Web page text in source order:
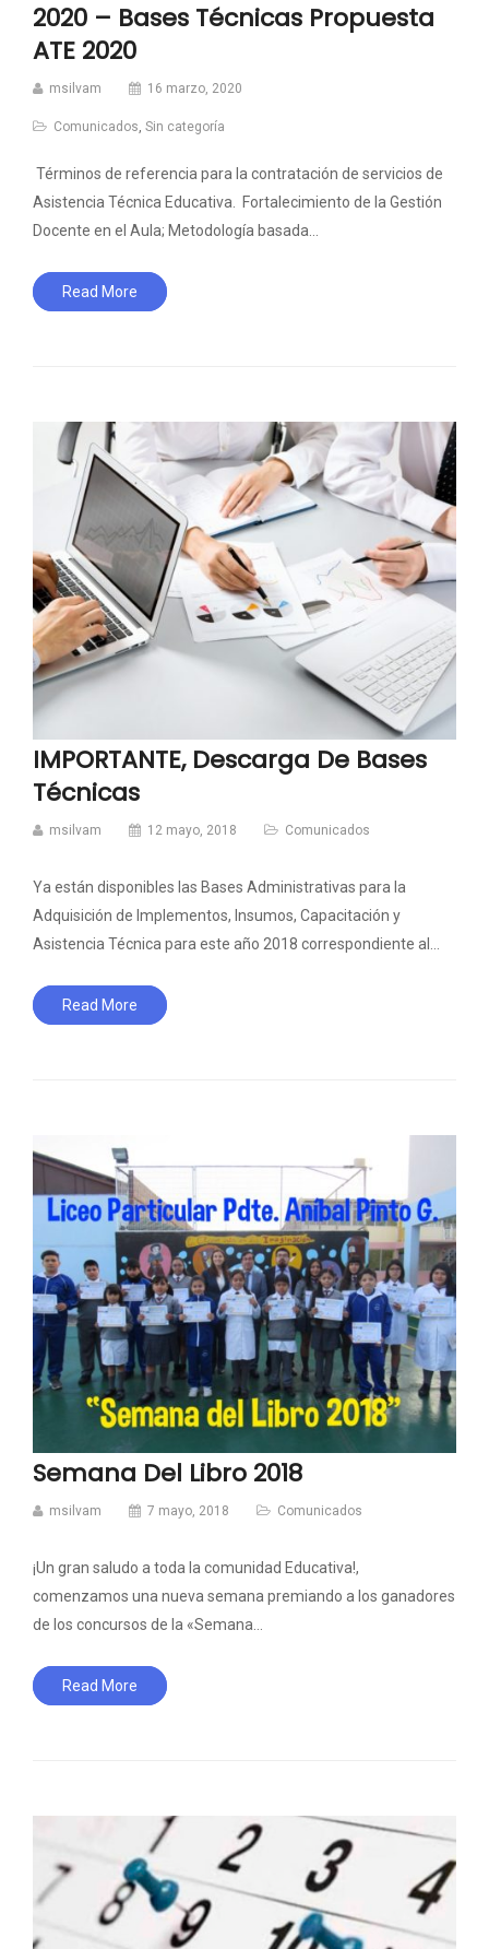
2020 – Bases Técnicas Propuesta
ATE 2020
msilvam 16 marzo, 2020
Comunicados, Sin categoría
Términos de referencia para la contratación de servicios de
Asistencia Técnica Educativa. Fortalecimiento de la Gestión
Docente en el Aula; Metodología basada…
Read More
IMPORTANTE, Descarga De Bases
Técnicas
msilvam 12 mayo, 2018 Comunicados
Ya están disponibles las Bases Administrativas para la
Adquisición de Implementos, Insumos, Capacitación y
Asistencia Técnica para este año 2018 correspondiente al…
Read More
Semana Del Libro 2018
msilvam 7 mayo, 2018 Comunicados
¡Un gran saludo a toda la comunidad Educativa!,
comenzamos una nueva semana premiando a los ganadores
de los concursos de la «Semana…
Read More